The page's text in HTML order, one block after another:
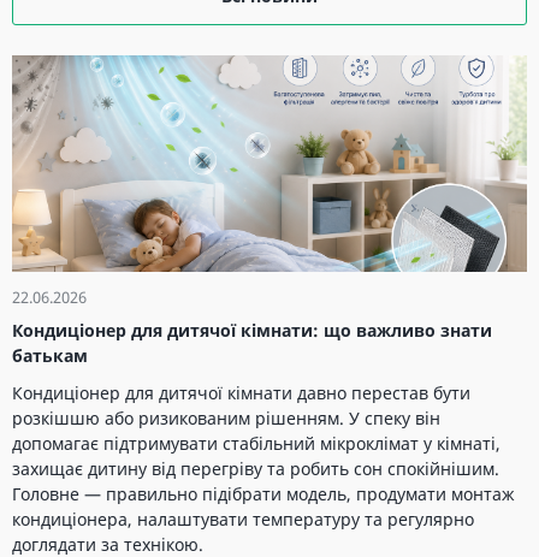
22.06.2026
Кондиціонер для дитячої кімнати: що важливо знати
батькам
Кондиціонер для дитячої кімнати давно перестав бути
розкішшю або ризикованим рішенням. У спеку він
допомагає підтримувати стабільний мікроклімат у кімнаті,
захищає дитину від перегріву та робить сон спокійнішим.
Головне — правильно підібрати модель, продумати монтаж
кондиціонера, налаштувати температуру та регулярно
доглядати за технікою.